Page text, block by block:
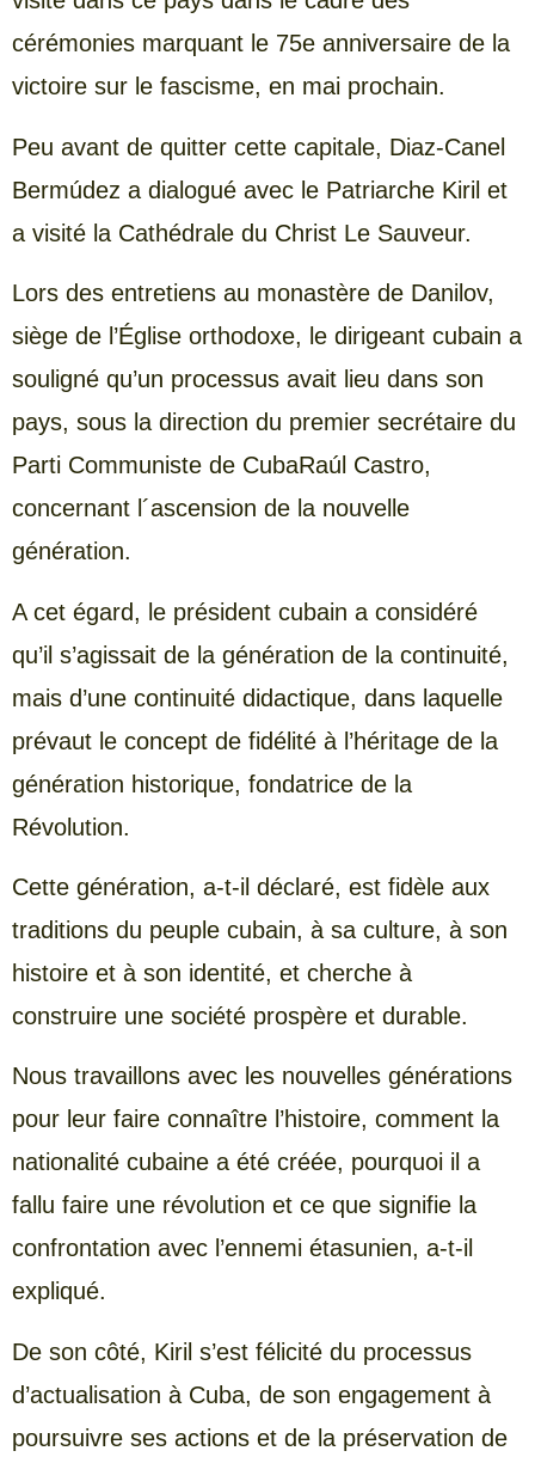
cérémonies marquant le 75e anniversaire de la
victoire sur le fascisme, en mai prochain.
Peu avant de quitter cette capitale, Diaz-Canel
Bermúdez a dialogué avec le Patriarche Kiril et
a visité la Cathédrale du Christ Le Sauveur.
Lors des entretiens au monastère de Danilov,
siège de l’Église orthodoxe, le dirigeant cubain a
souligné qu’un processus avait lieu dans son
pays, sous la direction du premier secrétaire du
Parti Communiste de CubaRaúl Castro,
concernant l´ascension de la nouvelle
génération.
A cet égard, le président cubain a considéré
qu’il s’agissait de la génération de la continuité,
mais d’une continuité didactique, dans laquelle
prévaut le concept de fidélité à l’héritage de la
génération historique, fondatrice de la
Révolution.
Cette génération, a-t-il déclaré, est fidèle aux
traditions du peuple cubain, à sa culture, à son
histoire et à son identité, et cherche à
construire une société prospère et durable.
Nous travaillons avec les nouvelles générations
pour leur faire connaître l’histoire, comment la
nationalité cubaine a été créée, pourquoi il a
fallu faire une révolution et ce que signifie la
confrontation avec l’ennemi étasunien, a-t-il
expliqué.
De son côté, Kiril s’est félicité du processus
d’actualisation à Cuba, de son engagement à
poursuivre ses actions et de la préservation de